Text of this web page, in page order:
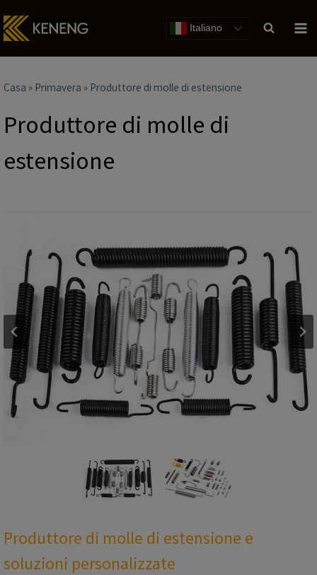
al
Italiano
Casa » Primavera » Produttore di molle di estensione
Produttore di molle di
estensione
Produttore di molle di estensione e
soluzioni personalizzate